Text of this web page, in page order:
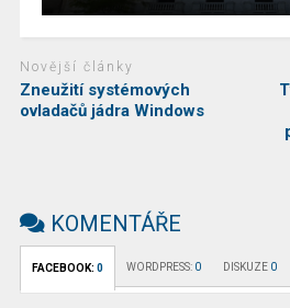
Novější články
Zneužití systémových
ovladačů jádra Windows
KOMENTÁŘE
FACEBOOK: 0 WORDPRESS: 0 DISKUZE 0